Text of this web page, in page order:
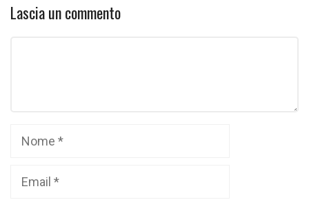
Lascia un commento